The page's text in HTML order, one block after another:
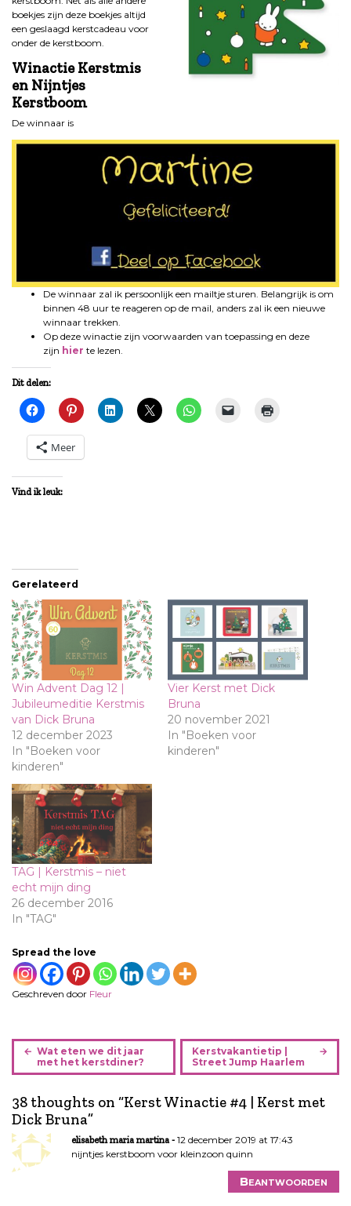
boekjes zijn deze boekjes altijd
een geslaagd kerstcadeau voor
onder de kerstboom.
Winactie Kerstmis
en Nijntjes
Kerstboom
De winnaar is
De winnaar zal ik persoonlijk een mailtje sturen. Belangrijk is om
binnen 48 uur te reageren op de mail, anders zal ik een nieuwe
winnaar trekken.
Op deze winactie zijn voorwaarden van toepassing en deze
zijn hier te lezen.
Dit delen:
Meer
Vind ik leuk:
Gerelateerd
Win Advent Dag 12 |
Jubileumeditie Kerstmis
van Dick Bruna
12 december 2023
In "Boeken voor
kinderen"
Vier Kerst met Dick
Bruna
20 november 2021
In "Boeken voor
kinderen"
TAG | Kerstmis – niet
echt mijn ding
26 december 2016
In "TAG"
Spread the love
Geschreven door Fleur
B
r
i
c
h
t
n
Wat eten we dit jaar
met het kerstdiner?
Kerstvakantietip |
Street Jump Haarlem
38 thoughts on “Kerst Winactie #4 | Kerst met
Dick Bruna”
elisabeth maria martina
12 december 2019 at 17:43
nijntjes kerstboom voor kleinzoon quinn
Beantwoorden